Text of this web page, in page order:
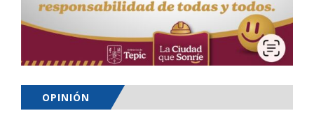
OPINIÓN